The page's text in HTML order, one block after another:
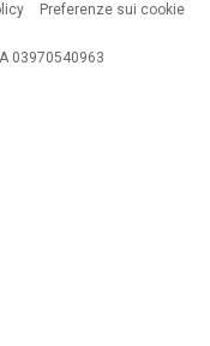
Preferenze sui cookie
03970540963